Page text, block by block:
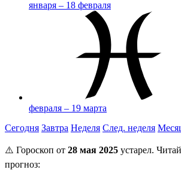
января – 18 февраля
февраля – 19 марта
Сегодня Завтра Неделя След. неделя
⚠️ Гороскоп от 28 мая 2025 устарел.
прогноз: